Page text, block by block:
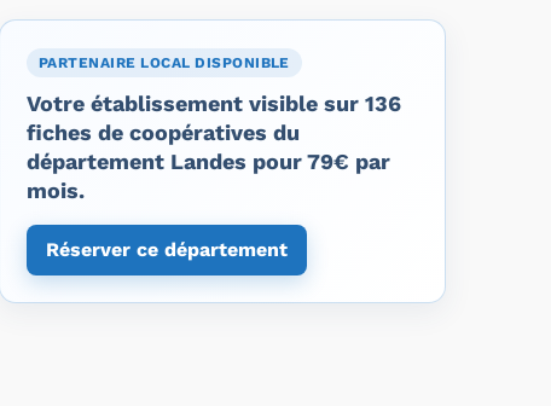
PARTENAIRE LOCAL DISPONIBLE
Votre établissement visible sur 136
fiches de coopératives du
département Landes pour 79€ par
mois.
Réserver ce département